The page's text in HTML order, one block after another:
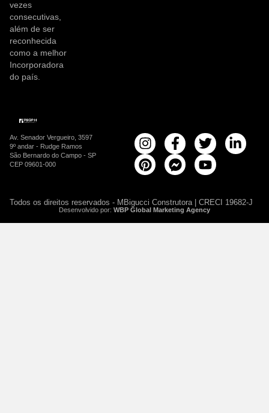
vezes
consecutivas,
além de ser
reconhecida
como a melhor
Incorporadora
do país.
Av. Senador Vergueiro, 3597
9º andar - Rudge Ramos
São Bernardo do Campo - SP
CEP 09601-000
Todos os direitos reservados - MBigucci Construtora | CRECI 19682-J
Desenvolvido por: WBP Global Marketing Agency